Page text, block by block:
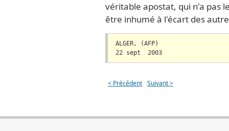
véritable apostat, qui n'a pas
être inhumé à l'écart des
ALGER, (AFP)
22 sept  2003
< Précédent Suivant >